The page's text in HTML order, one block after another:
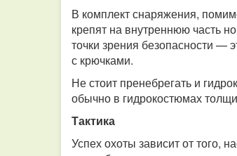
В комплект снаряжения,
крепят на внутреннюю часть
точки зрения безопасности —
с крючками.
Не стоит пренебрегать и
обычно в гидрокостюмах
Тактика
Успех охоты зависит от того,